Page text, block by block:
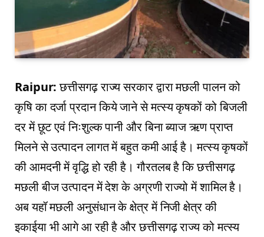
Raipur:छत्तीसगढ़ राज्य सरकार द्वारा मछली पालन को
कृषि का दर्जा प्रदान किये जाने से मत्स्य कृषकों को बिजली
दर में छूट एवं निःशुल्क पानी और बिना ब्याज ऋण प्राप्त
मिलने से उत्पादन लागत में बहुत कमी आई है। मत्स्य कृषकों
की आमदनी में वृद्धि हो रही है। गौरतलब है कि छत्तीसगढ़
मछली बीज उत्पादन में देश के अग्रणी राज्यो में शामिल है।
अब यहॉ मछली अनुसंधान के क्षेत्र में निजी क्षेत्र की
इकाईया भी आगे आ रही है और छत्तीसगढ़ राज्य को मत्स्य